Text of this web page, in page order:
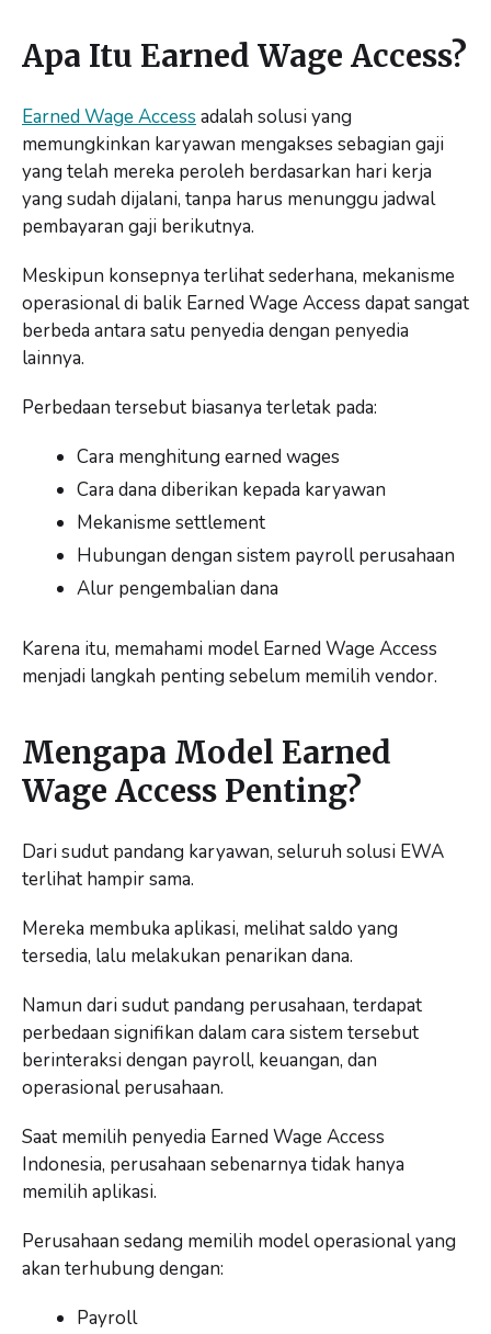
Apa Itu Earned Wage Access?
Earned Wage Access adalah solusi yang
memungkinkan karyawan mengakses sebagian gaji
yang telah mereka peroleh berdasarkan hari kerja
yang sudah dijalani, tanpa harus menunggu jadwal
pembayaran gaji berikutnya.
Meskipun konsepnya terlihat sederhana, mekanisme
operasional di balik Earned Wage Access dapat sangat
berbeda antara satu penyedia dengan penyedia
lainnya.
Perbedaan tersebut biasanya terletak pada:
Cara menghitung earned wages
Cara dana diberikan kepada karyawan
Mekanisme settlement
Hubungan dengan sistem payroll perusahaan
Alur pengembalian dana
Karena itu, memahami model Earned Wage Access
menjadi langkah penting sebelum memilih vendor.
Mengapa Model Earned
Wage Access Penting?
Dari sudut pandang karyawan, seluruh solusi EWA
terlihat hampir sama.
Mereka membuka aplikasi, melihat saldo yang
tersedia, lalu melakukan penarikan dana.
Namun dari sudut pandang perusahaan, terdapat
perbedaan signifikan dalam cara sistem tersebut
berinteraksi dengan payroll, keuangan, dan
operasional perusahaan.
Saat memilih penyedia Earned Wage Access
Indonesia, perusahaan sebenarnya tidak hanya
memilih aplikasi.
Perusahaan sedang memilih model operasional yang
akan terhubung dengan:
Payroll